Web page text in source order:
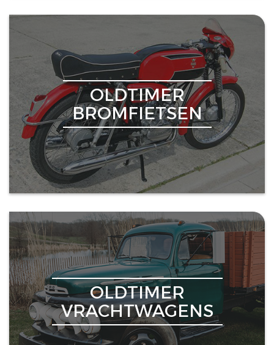
OLDTIMER
BROMFIETSEN
OLDTIMER
VRACHTWAGENS